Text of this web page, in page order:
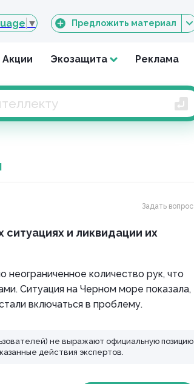
▼ Предложить материал
Акции Экозащита Реклама
Задать вопрос
и ликвидации их
неограниченное количество рук, что
Ситуация на Черном море показала,
включаться в проблему.
не выражают официальную позицию
действия экспертов.